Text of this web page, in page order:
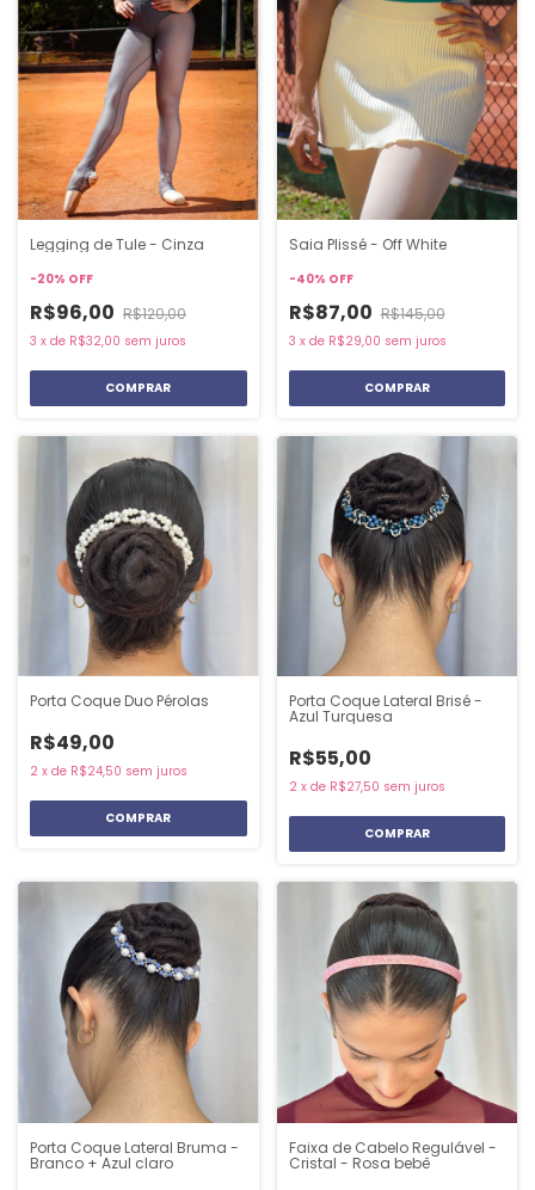
Legging de Tule - Cinza
-20% OFF
R$96,00 R$120,00
3 x de R$32,00 sem juros
COMPRAR
Saia Plissé - Off White
-40% OFF
R$87,00 R$145,00
3 x de R$29,00 sem juros
COMPRAR
Porta Coque Duo Pérolas
R$49,00
2 x de R$24,50 sem juros
Porta Coque Lateral Brisé -
Azul Turquesa
R$55,00
2 x de R$27,50 sem juros
Porta Coque Lateral Bruma -
Branco + Azul claro
Faixa de Cabelo Regulável -
Cristal - Rosa bebê